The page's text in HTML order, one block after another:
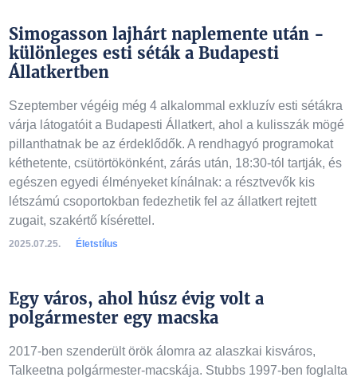
Simogasson lajhárt naplemente után -
különleges esti séták a Budapesti
Állatkertben
Szeptember végéig még 4 alkalommal exkluzív esti sétákra
várja látogatóit a Budapesti Állatkert, ahol a kulisszák mögé
pillanthatnak be az érdeklődők. A rendhagyó programokat
kéthetente, csütörtökönként, zárás után, 18:30-tól tartják, és
egészen egyedi élményeket kínálnak: a résztvevők kis
létszámú csoportokban fedezhetik fel az állatkert rejtett
zugait, szakértő kísérettel.
2025.07.25. Életstílus
Egy város, ahol húsz évig volt a
polgármester egy macska
2017-ben szenderült örök álomra az alaszkai kisváros,
Talkeetna polgármester-macskája. Stubbs 1997-ben foglalta